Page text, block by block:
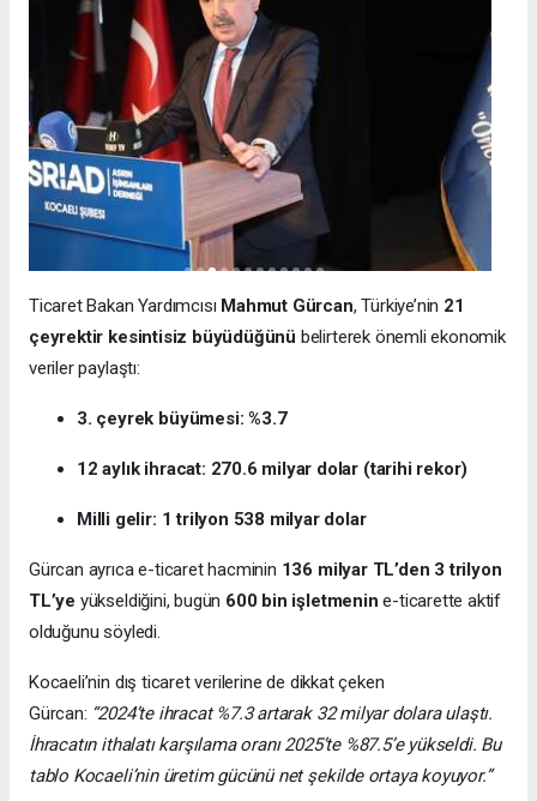
Ticaret Bakan Yardımcısı Mahmut Gürcan, Türkiye’nin 21
çeyrektir kesintisiz büyüdüğünü belirterek önemli ekonomik
veriler paylaştı:
3. çeyrek büyümesi: %3.7
12 aylık ihracat: 270.6 milyar dolar (tarihi rekor)
Milli gelir: 1 trilyon 538 milyar dolar
Gürcan ayrıca e-ticaret hacminin 136 milyar TL’den 3 trilyon
TL’ye yükseldiğini, bugün 600 bin işletmenin e-ticarette aktif
olduğunu söyledi.
Kocaeli’nin dış ticaret verilerine de dikkat çeken
Gürcan: “2024’te ihracat %7.3 artarak 32 milyar dolara ulaştı.
İhracatın ithalatı karşılama oranı 2025’te %87.5’e yükseldi. Bu
tablo Kocaeli’nin üretim gücünü net şekilde ortaya koyuyor.”